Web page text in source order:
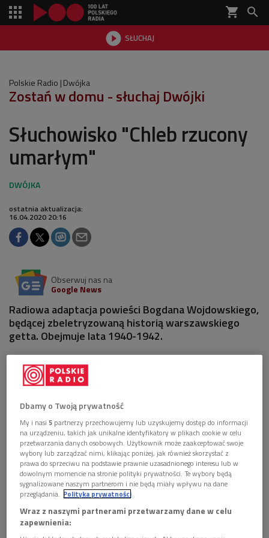
shopping_cart 
 SŁUCHAJ

Polskie Radio Dwójka
Zostań w domu - słuchaj Dwójki
Słuchowisko "Chleb rzucony
umarłym"
ostatnia aktualizacja:
16.04.2020 20:16
Obserwuj nas na
Google News
Radiowa adaptacja powieści Bogdana Wojdowskiego,
będącej zbeletryzowaną historią warszawskiego
getta. Obejmuje lata 1940-1942.
Marcin Bosak Foto: Polskie Radio
Poprzez obserwacje i doświadczenia dorastającego chłopca -
Dbamy o Twoją prywatność
My i nasi5 partnerzy przechowujemy lub uzyskujemy dostęp do informacji
na urządzeniu, takich jak unikalne identyfikatory w plikach cookie w celu
przetwarzania danych osobowych. Użytkownik może zaakceptować swoje
wybory lub zarządzać nimi, klikając poniżej, jak również skorzystać z
prawa do sprzeciwu na podstawie prawnie uzasadnionego interesu lub w
dowolnym momencie na stronie polityki prywatności. Te wybory będą
sygnalizowane naszym partnerom i nie będą miały wpływu na dane
przeglądania. Polityka prywatności
Wraz z naszymi partnerami przetwarzamy dane w celu
zapewnienia: